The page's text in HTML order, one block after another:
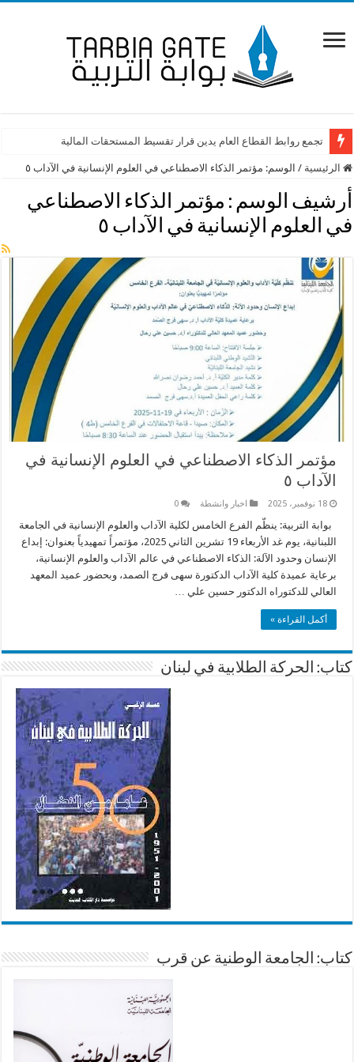
تجمع روابط القطاع العام يدين قرار تقسيط المستحقات المالية
الرئيسية / الوسم: مؤتمر الذكاء الاصطناعي في العلوم الإنسانية في الآداب ٥
أرشيف الوسم : مؤتمر الذكاء الاصطناعي
في العلوم الإنسانية في الآداب ٥
مؤتمر الذكاء الاصطناعي في العلوم الإنسانية في
الآداب ٥
18 نوفمبر، 2025 اخبار وانشطة 0
بوابة التربية: ينظّم الفرع الخامس لكلية الآداب والعلوم الإنسانية في الجامعة
اللبنانية، يوم غد الأربعاء 19 تشرين الثاني 2025، مؤتمراً تمهيدياً بعنوان: إبداع
الإنسان وحدود الآلة: الذكاء الاصطناعي في عالم الآداب والعلوم الإنسانية،
برعاية عميدة كلية الآداب الدكتورة سهى فرج الصمد، وبحضور عميد المعهد
العالي للدكتوراه الدكتور حسين علي …
أكمل القراءة »
كتاب: الحركة الطلابية في لبنان
كتاب: الجامعة الوطنية عن قرب